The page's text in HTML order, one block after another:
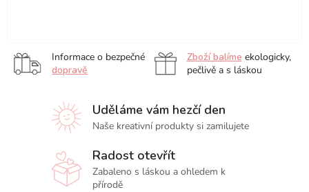
31
cm
36
cm
Informace o bezpečné
dopravě
Zboží balíme ekologicky,
pečlivě a s láskou
Uděláme vám hezčí den
Naše kreativní produkty si zamilujete
Radost otevřít
Zabaleno s láskou a ohledem k
přírodě